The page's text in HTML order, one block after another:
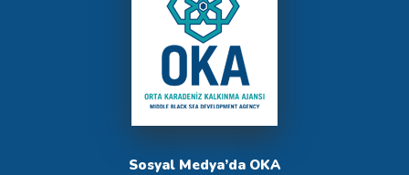
Sosyal Medya’da OKA